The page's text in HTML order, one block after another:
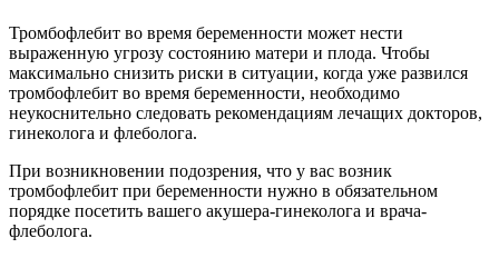
Тромбофлебит во время беременности может нести
выраженную угрозу состоянию матери и плода. Чтобы
максимально снизить риски в ситуации, когда уже развился
тромбофлебит во время беременности, необходимо
неукоснительно следовать рекомендациям лечащих докторов,
гинеколога и флеболога.
При возникновении подозрения, что у вас возник
тромбофлебит при беременности нужно в обязательном
порядке посетить вашего акушера-гинеколога и врача-
флеболога.